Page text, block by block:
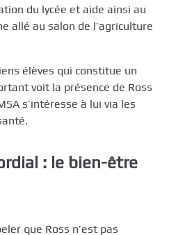
du lycée et aide ainsi au
allé au salon de l’agriculture
élèves qui constitue un
voit la présence de Ross
s’intéresse à lui via les
: le bien-être
que Ross n’est pas